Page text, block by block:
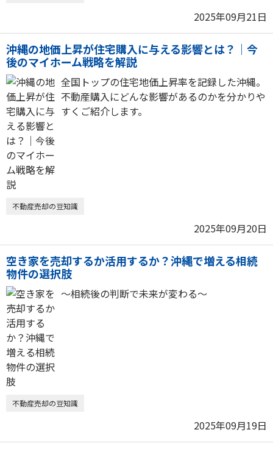
2025年09月21日
沖縄の地価上昇が住宅購入に与える影響とは？｜今
後のマイホーム戦略を解説
全国トップの住宅地価上昇率を記録した沖縄。
不動産購入にどんな影響があるのかを分かりや
すくご紹介します。
不動産売却の豆知識
2025年09月20日
空き家を売却するか活用するか？沖縄で増える相続
物件の選択肢
～相続後の判断で未来が変わる～
不動産売却の豆知識
2025年09月19日